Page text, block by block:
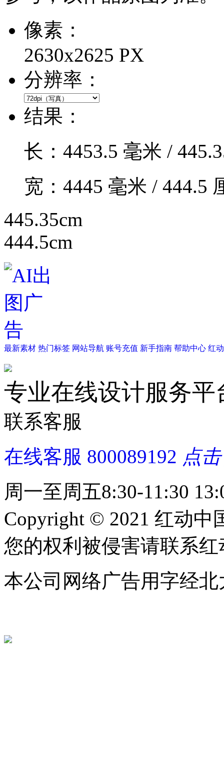
像素：
2630x2625 PX
分辨率：
结果：
长： 4453.5 毫米 /
宽： 4445 毫米 / 444.5
445.35cm
444.5cm
最新素材 热门标签 网站导航 账号充值 新手指南 帮助中心 红
专业在线设计服务平
联系客服
在线客服 800089192 点
周一至周五8:30-11:30
Copyright © 2021 红动中
您的权利被侵害请联系红
本公司网络广告用字经